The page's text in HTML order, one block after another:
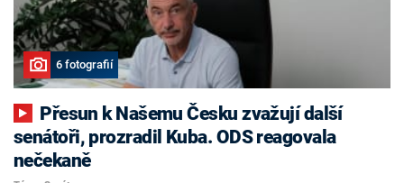
6 fotografií
senátoři, prozradil Kuba. ODS reagovala
nečekaně